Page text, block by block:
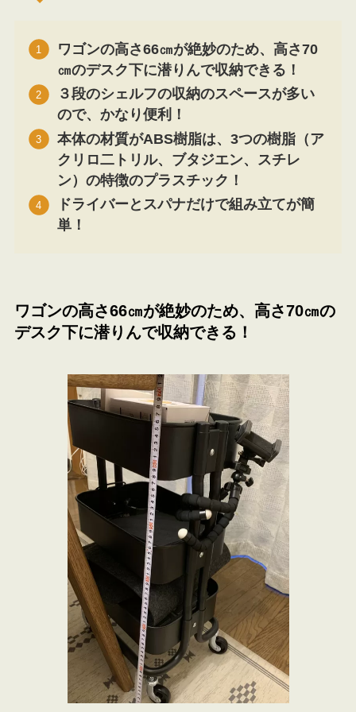
ワゴンの高さ66㎝が絶妙のため、高さ70
㎝のデスク下に潜りんで収納できる！
３段のシェルフの収納のスペースが多い
ので、かなり便利！
本体の材質がABS樹脂は、3つの樹脂（ア
クリロ二トリル、ブタジエン、スチレ
ン）の特徴のプラスチック！
ドライバーとスパナだけで組み立てが簡
単！
ワゴンの高さ66㎝が絶妙のため、高さ70㎝の
デスク下に潜りんで収納できる！